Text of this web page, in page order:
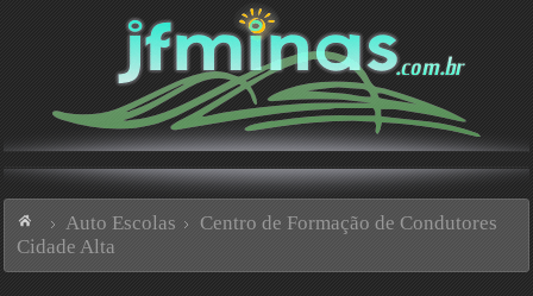
Auto Escolas
Centro de Formação de Condutores
Cidade Alta